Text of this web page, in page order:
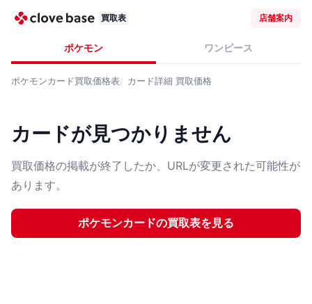
買取表 店舗案内
ポケモン ワンピース
ポケモンカード買取価格表 カード詳細 買取価格
カードが見つかりません
買取価格の掲載が終了したか、URLが変更された可能性が
あります。
ポケモンカードの買取表を見る